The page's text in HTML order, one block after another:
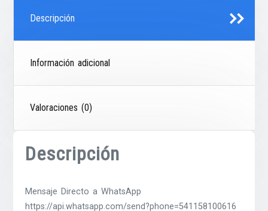
Descripción
Información adicional
Valoraciones (0)
Descripción
Mensaje Directo a WhatsApp
https://api.whatsapp.com/send?phone=541158100616